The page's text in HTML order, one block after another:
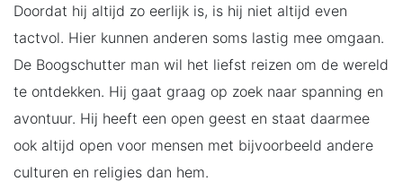
Doordat hij altijd zo eerlijk is, is hij niet altijd even
tactvol. Hier kunnen anderen soms lastig mee omgaan.
De Boogschutter man wil het liefst reizen om de wereld
te ontdekken. Hij gaat graag op zoek naar spanning en
avontuur. Hij heeft een open geest en staat daarmee
ook altijd open voor mensen met bijvoorbeeld andere
culturen en religies dan hem.